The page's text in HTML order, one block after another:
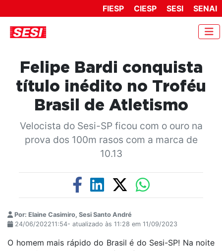
FIESP CIESP SESI SENAI
Felipe Bardi conquista
título inédito no Troféu
Brasil de Atletismo
Velocista do Sesi-SP ficou com o ouro na
prova dos 100m rasos com a marca de
10.13
Por: Elaine Casimiro, Sesi Santo André
24/06/202211:54- atualizado às 11:28 em 11/09/2023
O homem mais rápido do Brasil é do Sesi-SP! Na noite